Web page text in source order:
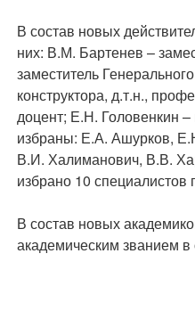
В состав новых
них: В.М. Бартенев –
заместитель
конструктора, д.т.н.,
доцент; Е.Н. Головенкин
избраны: Е.А. Ашурков,
В.И. Халиманович, В.В.
избрано 10
В состав новых
академическим званием